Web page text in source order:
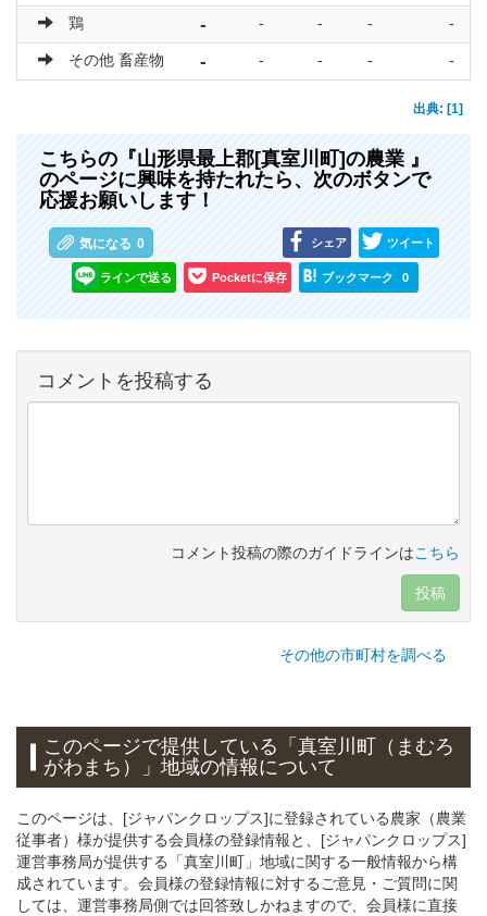
鶏 - - - - -
その他 畜産物 - - - - -
出典: [1]
こちらの『山形県最上郡[真室川町]の農業 』
のページに興味を持たれたら、次のボタンで
応援お願いします！
気になる 0 シェア ツイート
ラインで送る Pocketに保存 ブックマーク 0
コメントを投稿する
コメント投稿の際のガイドラインはこちら
投稿
その他の市町村を調べる
このページで提供している 「真室川町（まむろ
がわまち）」地域の情報について
このページは、[ジャパンクロップス]に登録されている農家（農業
従事者）様が提供する会員様の登録情報と、[ジャパンクロップス]
運営事務局が提供する「真室川町」地域に関する一般情報から構
成されています。会員様の登録情報に対するご意見・ご質問に関
しては、運営事務局側では回答致しかねますので、会員様に直接